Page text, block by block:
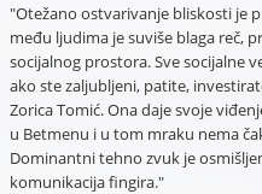
"Otežano ostvarivanje bliskosti je
među ljudima je suviše blaga reč,
socijalnog prostora. Sve socijalne
ako ste zaljubljeni, patite,
Zorica Tomić. Ona daje svoje
u Betmenu i u tom mraku nema
Dominantni tehno zvuk je
komunikacija fingira."